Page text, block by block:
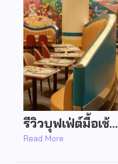
รีวิวบุฟเฟ่ต์มื้อเช้…
Read More